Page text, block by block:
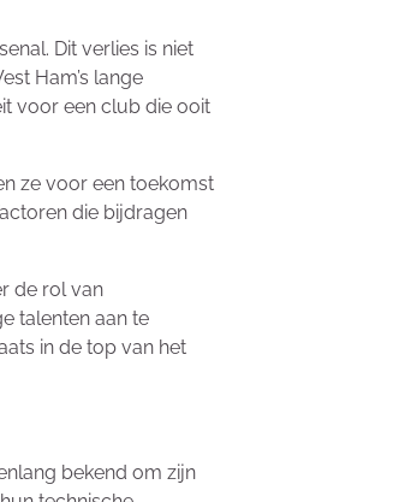
Dit verlies is niet
Ham’s lange
voor een club die ooit
ze voor een toekomst
die bijdragen
de rol van
talenten aan te
in de top van het
bekend om zijn